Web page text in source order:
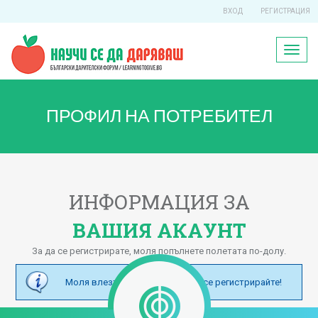
ВХОД РЕГИСТРАЦИЯ
ПРОФИЛ НА ПОТРЕБИТЕЛ
ИНФОРМАЦИЯ ЗА
ВАШИЯ АКАУНТ
За да се регистрирате, моля попълнете полетата по-долу.
Моля влезте в профила си или се регистрирайте!